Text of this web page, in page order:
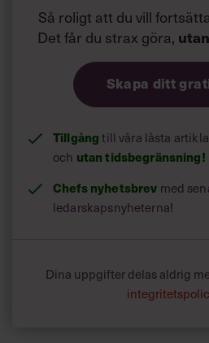
särskilt utseendefixerad. I
Business School uppgav hela 75
fingerat specialistjobb, då de
som mest kompetent.
Så roligt att du vill
Det får du strax göra,
Skapa ditt
Tillgång till våra låsta
och utan tidsbegränsning!
Chefs nyhetsbrev med
ledarskapsnyheterna!
Dina uppgifter delas aldrig